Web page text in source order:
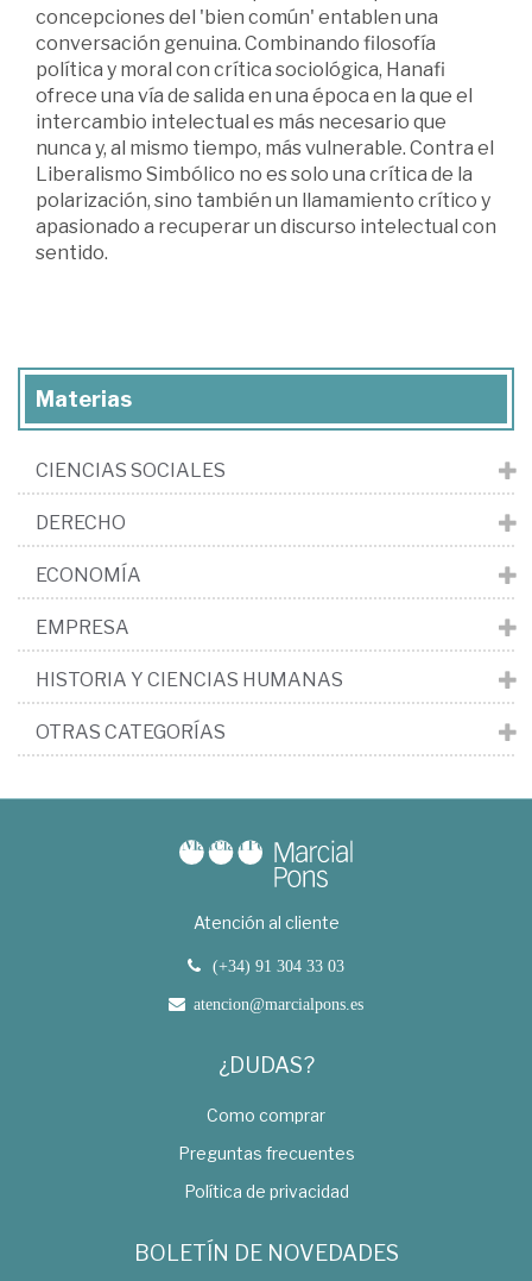
concepciones del 'bien común' entablen una
conversación genuina. Combinando filosofía
política y moral con crítica sociológica, Hanafi
ofrece una vía de salida en una época en la que el
intercambio intelectual es más necesario que
nunca y, al mismo tiempo, más vulnerable. Contra el
Liberalismo Simbólico no es solo una crítica de la
polarización, sino también un llamamiento crítico y
apasionado a recuperar un discurso intelectual con
sentido.
Materias
CIENCIAS SOCIALES
DERECHO
ECONOMÍA
EMPRESA
HISTORIA Y CIENCIAS HUMANAS
OTRAS CATEGORÍAS
Atención al cliente
(+34) 91 304 33 03
atencion@marcialpons.es
¿DUDAS?
Como comprar
Preguntas frecuentes
Política de privacidad
BOLETÍN DE NOVEDADES